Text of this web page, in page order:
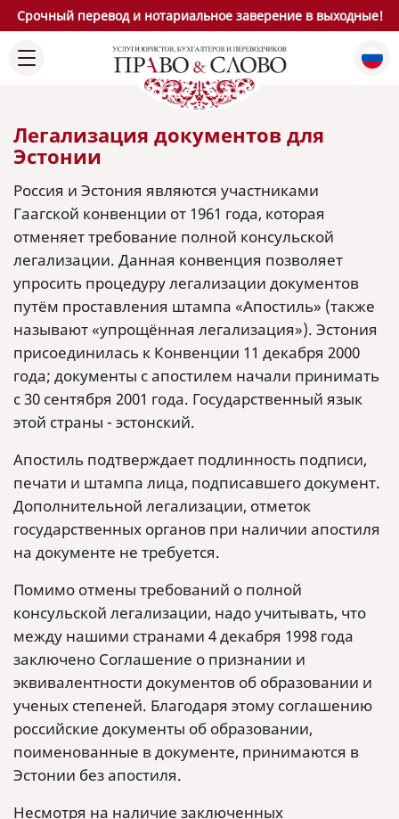
Срочный перевод и нотариальное заверение в выходные!
Легализация документов для
Эстонии
Россия и Эстония являются участниками
Гаагской конвенции от 1961 года, которая
отменяет требование полной консульской
легализации. Данная конвенция позволяет
упросить процедуру легализации документов
путём проставления штампа «Апостиль» (также
называют «упрощённая легализация»). Эстония
присоединилась к Конвенции 11 декабря 2000
года; документы с апостилем начали принимать
с 30 сентября 2001 года. Государственный язык
этой страны - эстонский.
Апостиль подтверждает подлинность подписи,
печати и штампа лица, подписавшего документ.
Дополнительной легализации, отметок
государственных органов при наличии апостиля
на документе не требуется.
Помимо отмены требований о полной
консульской легализации, надо учитывать, что
между нашими странами 4 декабря 1998 года
заключено Соглашение о признании и
эквивалентности документов об образовании и
ученых степеней. Благодаря этому соглашению
российские документы об образовании,
поименованные в документе, принимаются в
Эстонии без апостиля.
Несмотря на наличие заключенных